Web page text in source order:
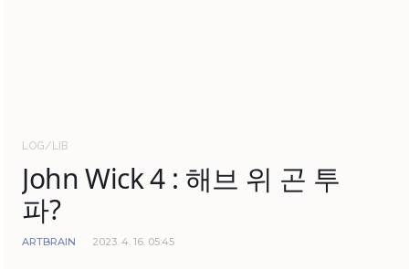
LOG/LIB
John Wick 4 : 해브 위 곤 투
파?
ARTBRAIN 2023. 4. 16. 05:45